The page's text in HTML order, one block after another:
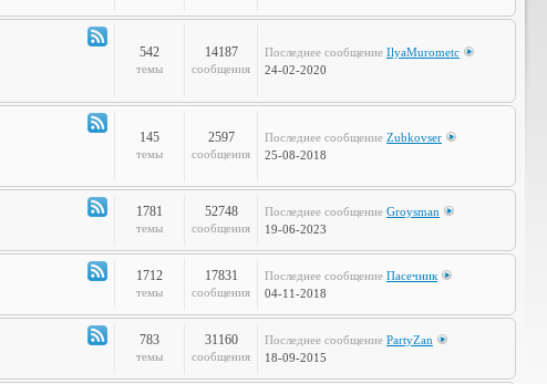
Канал542
темы
14187
сообщения
Последнее сообщение IlyaMurometc
24-02-2020
Кабинет
Профессора
145
темы
2597
сообщения
Последнее сообщение Zubkovser
25-08-2018
Канал
-
1781
темы
52748
сообщения
Последнее сообщение Groysman
19-06-2023
Канал
-
1712
темы
17831
сообщения
Последнее сообщение Пасечник
04-11-2018
Канал
-
783
темы
31160
сообщения
Последнее сообщение PartyZan
18-09-2015